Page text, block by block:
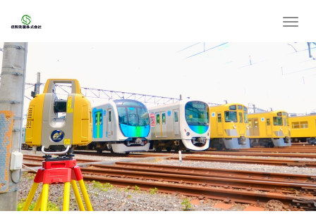
T
g
a
v
i
g
a
t
i